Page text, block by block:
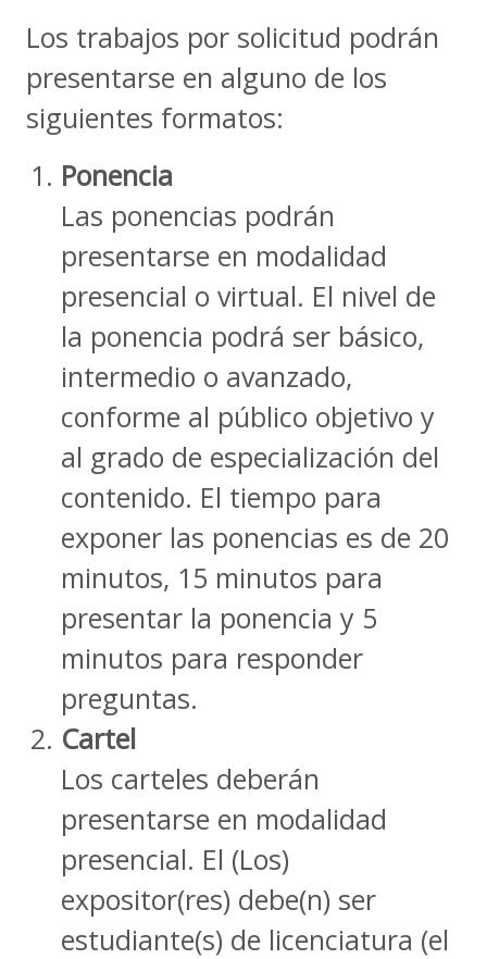
Los trabajos por solicitud podrán
presentarse en alguno de los
siguientes formatos:
Ponencia
Las ponencias podrán
presentarse en modalidad
presencial o virtual. El nivel de
la ponencia podrá ser básico,
intermedio o avanzado,
conforme al público objetivo y
al grado de especialización del
contenido. El tiempo para
exponer las ponencias es de 20
minutos, 15 minutos para
presentar la ponencia y 5
minutos para responder
preguntas.
Cartel
Los carteles deberán
presentarse en modalidad
presencial. El (Los)
expositor(res) debe(n) ser
estudiante(s) de licenciatura (el